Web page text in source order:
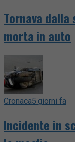
Tornava
morta in auto
Cronaca5 giorni fa
Incidente in